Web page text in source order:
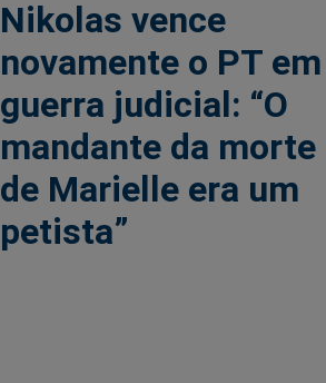
Nikolas vence
novamente o PT em
guerra judicial: “O
mandante da morte
de Marielle era um
petista”